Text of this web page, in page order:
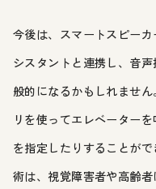
今後は、スマートスピー
シスタントと連携し、音
般的になるかもしれませ
リを使ってエレベーター
を指定したりすることが
術は、視覚障害者や高齢者